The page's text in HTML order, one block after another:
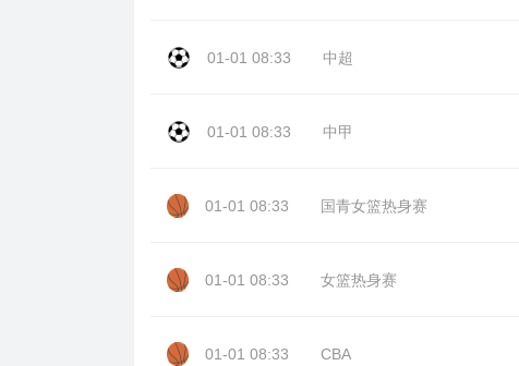
01-01 08:33 中超
01-01 08:33 中甲
01-01 08:33 国青女篮热身赛
01-01 08:33 女篮热身赛
01-01 08:33 CBA